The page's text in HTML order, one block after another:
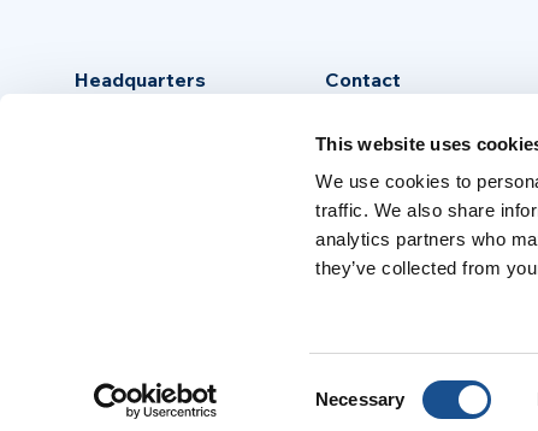
This website uses
We use cookies to
traffic. We also share
analytics partners who
they’ve collected from
Necessary
Headquarters Contact
+39 06 94 31 56 35